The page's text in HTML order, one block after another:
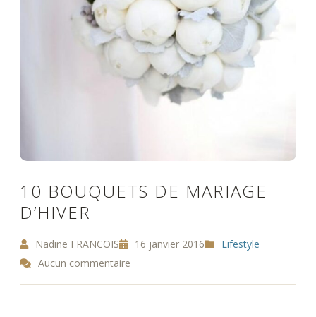
10 BOUQUETS DE MARIAGE
D’HIVER
Nadine FRANCOIS 16 janvier 2016
Lifestyle
Aucun commentaire